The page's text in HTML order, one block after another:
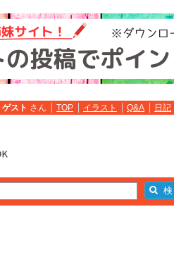
ゲスト さん TOP イラスト Q&A 日記